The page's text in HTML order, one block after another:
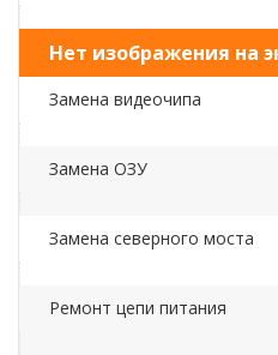
Нет изображения на
Замена видеочипа
Замена ОЗУ
Замена северного моста
Ремонт цепи питания